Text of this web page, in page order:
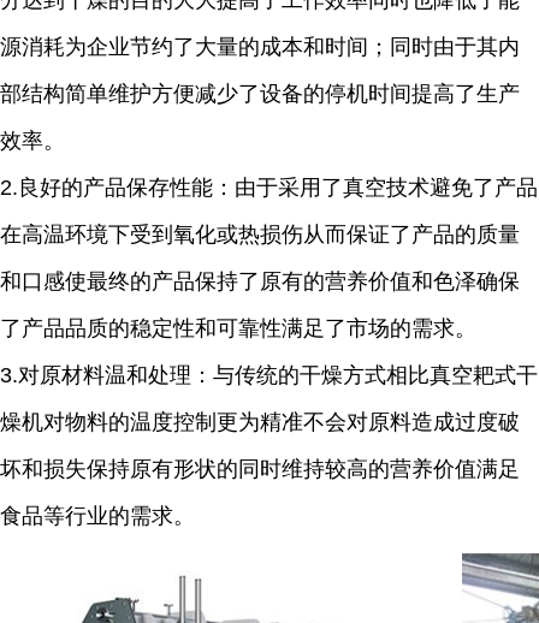
源消耗为企业节约了大量的成本和时间；同时由于其内
部结构简单维护方便减少了设备的停机时间提高了生产
效率。
2. 良好的产品保存性能：由于采用了真空技术避免了产品
在高温环境下受到氧化或热损伤从而保证了产品的质量
和口感使最终的产品保持了原有的营养价值和色泽确保
了产品品质的稳定性和可靠性满足了市场的需求。
3.对原材料温和处理：与传统的干燥方式相比真空耙式干
燥机对物料的温度控制更为精准不会对原料造成过度破
坏和损失保持原有形状的同时维持较高的营养价值满足
食品等行业的需求。